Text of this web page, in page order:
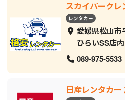
スカイパーク
レンタカー
愛媛県松山市
ひらいSS店内
089-975-5533
日産レンタカー